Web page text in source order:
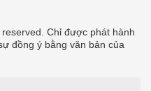
Chỉ được phát hành
đồng ý bằng văn bản của